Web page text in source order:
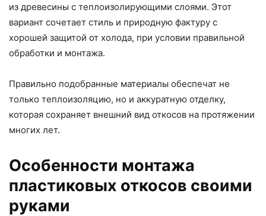
из древесины с теплоизолирующими слоями. Этот
вариант сочетает стиль и природную фактуру с
хорошей защитой от холода, при условии правильной
обработки и монтажа.
Правильно подобранные материалы обеспечат не
только теплоизоляцию, но и аккуратную отделку,
которая сохраняет внешний вид откосов на протяжении
многих лет.
Особенности монтажа
пластиковых откосов своими
руками